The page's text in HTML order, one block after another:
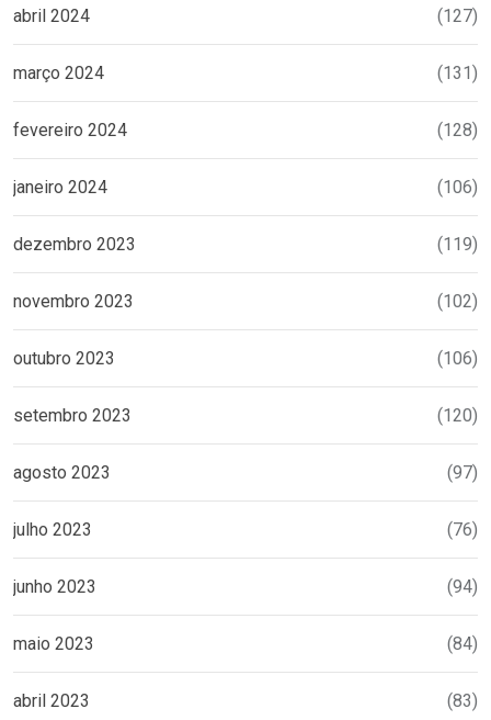
abril 2024 (127)
março 2024 (131)
fevereiro 2024 (128)
janeiro 2024 (106)
dezembro 2023 (119)
novembro 2023 (102)
outubro 2023 (106)
setembro 2023 (120)
agosto 2023 (97)
julho 2023 (76)
junho 2023 (94)
maio 2023 (84)
abril 2023 (83)